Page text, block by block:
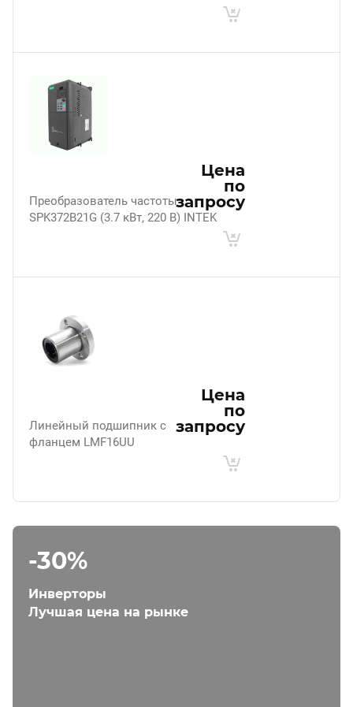
Преобразователь частоты
SPK372B21G (3.7 кВт, 220 В) INTEK
Цена
по
запросу
Линейный подшипник с
фланцем LMF16UU
Цена
по
запросу
-30%
Инверторы
Лучшая цена на рынке